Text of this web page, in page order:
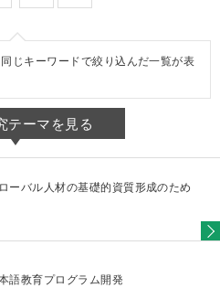
じキーワードで絞り込んだ一覧が表
テーマを見る
ーバル人材の基礎的資質形成のため
語教育プログラム開発